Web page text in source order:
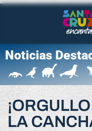
Noticias
LA